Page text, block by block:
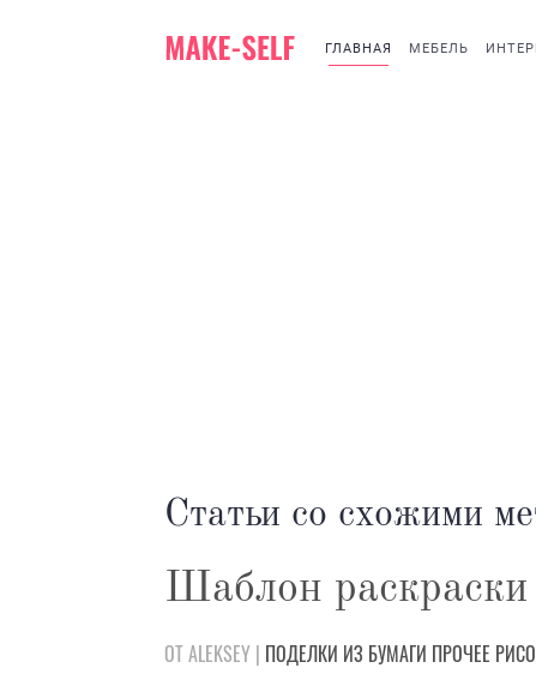
ГЛАВНАЯ МЕБЕЛЬ
Статьи со схожими
Шаблон раскраски
ОТ ALEKSEY | ПОДЕЛКИ ИЗ БУМАГИ ПРОЧЕЕ